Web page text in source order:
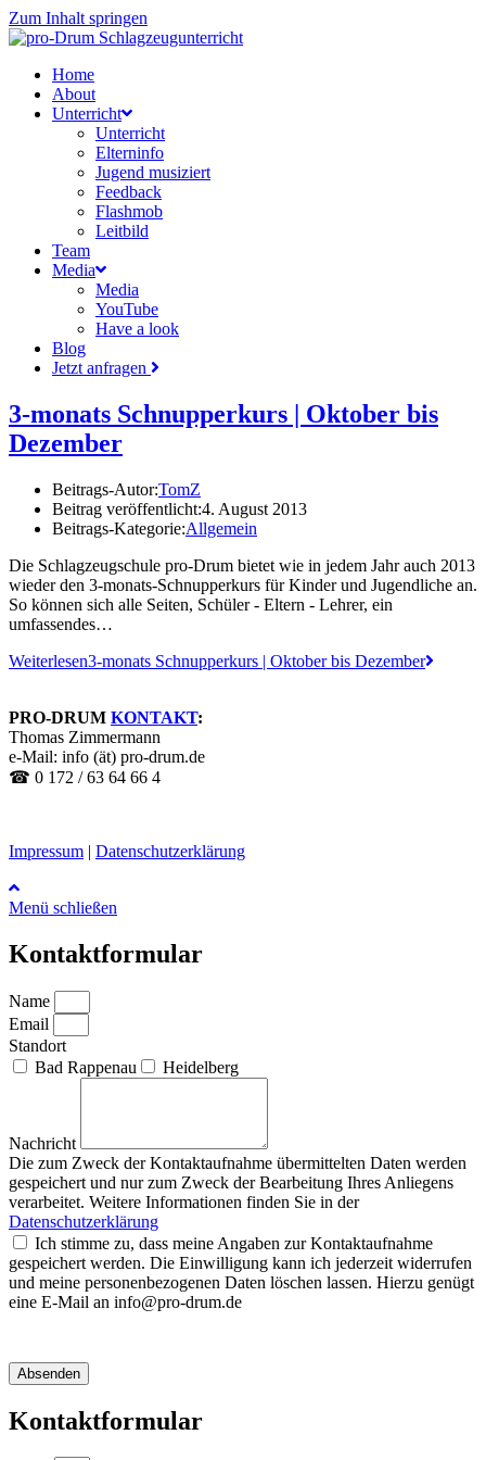
Zum Inhalt springen
Home
About
Unterricht
Unterricht
Elterninfo
Jugend musiziert
Feedback
Flashmob
Leitbild
Team
Media
Media
YouTube
Have a look
Blog
Jetzt anfragen
3-monats Schnupperkurs | Oktober bis
Dezember
Beitrags-Autor:TomZ
Beitrag veröffentlicht:4. August 2013
Beitrags-Kategorie:Allgemein
Die Schlagzeugschule pro-Drum bietet wie in jedem Jahr auch 2013
wieder den 3-monats-Schnupperkurs für Kinder und Jugendliche an.
So können sich alle Seiten, Schüler - Eltern - Lehrer, ein
umfassendes…
Weiterlesen3-monats Schnupperkurs | Oktober bis Dezember
PRO-DRUM KONTAKT:
Thomas Zimmermann
e-Mail: info (ät) pro-drum.de
☎ 0 172 / 63 64 66 4
Impressum | Datenschutzerklärung
Menü schließen
Kontaktformular
Name
Email
Standort
Bad Rappenau
Heidelberg
Nachricht
Die zum Zweck der Kontaktaufnahme übermittelten Daten werden
gespeichert und nur zum Zweck der Bearbeitung Ihres Anliegens
verarbeitet. Weitere Informationen finden Sie in der
Datenschutzerklärung
Ich stimme zu, dass meine Angaben zur Kontaktaufnahme
gespeichert werden. Die Einwilligung kann ich jederzeit widerrufen
und meine personenbezogenen Daten löschen lassen. Hierzu genügt
eine E-Mail an info@pro-drum.de
Absenden
Kontaktformular